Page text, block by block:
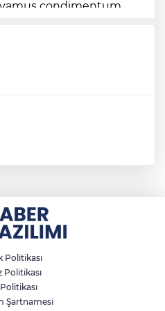
condimentum
sapien. Praese
Politikası
Politikası
Şartnamesi